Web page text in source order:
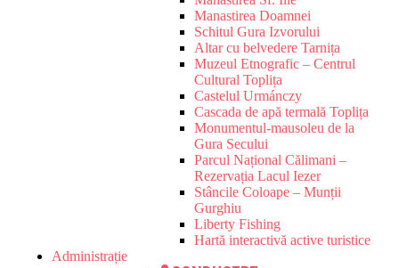
Manastirea Doamnei
Schitul Gura Izvorului
Altar cu belvedere Tarnița
Muzeul Etnografic – Centrul
Cultural Toplița
Castelul Urmánczy
Cascada de apă termală Toplița
Monumentul-mausoleu de la
Gura Secului
Parcul Național Călimani –
Rezervația Lacul Iezer
Stâncile Coloape – Munții
Gurghiu
Liberty Fishing
Hartă interactivă active turistice
Administrație